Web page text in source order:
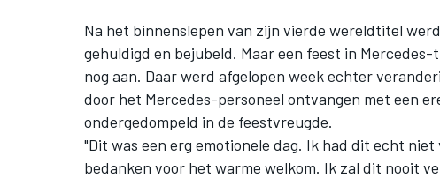
Na het binnenslepen van zijn vierde wereldtitel
gehuldigd en bejubeld. Maar een feest in
nog aan. Daar werd afgelopen week echter
door het Mercedes-personeel ontvangen met een
ondergedompeld in de feestvreugde.
"Dit was een erg emotionele dag. Ik had dit echt
bedanken voor het warme welkom. Ik zal dit nooit